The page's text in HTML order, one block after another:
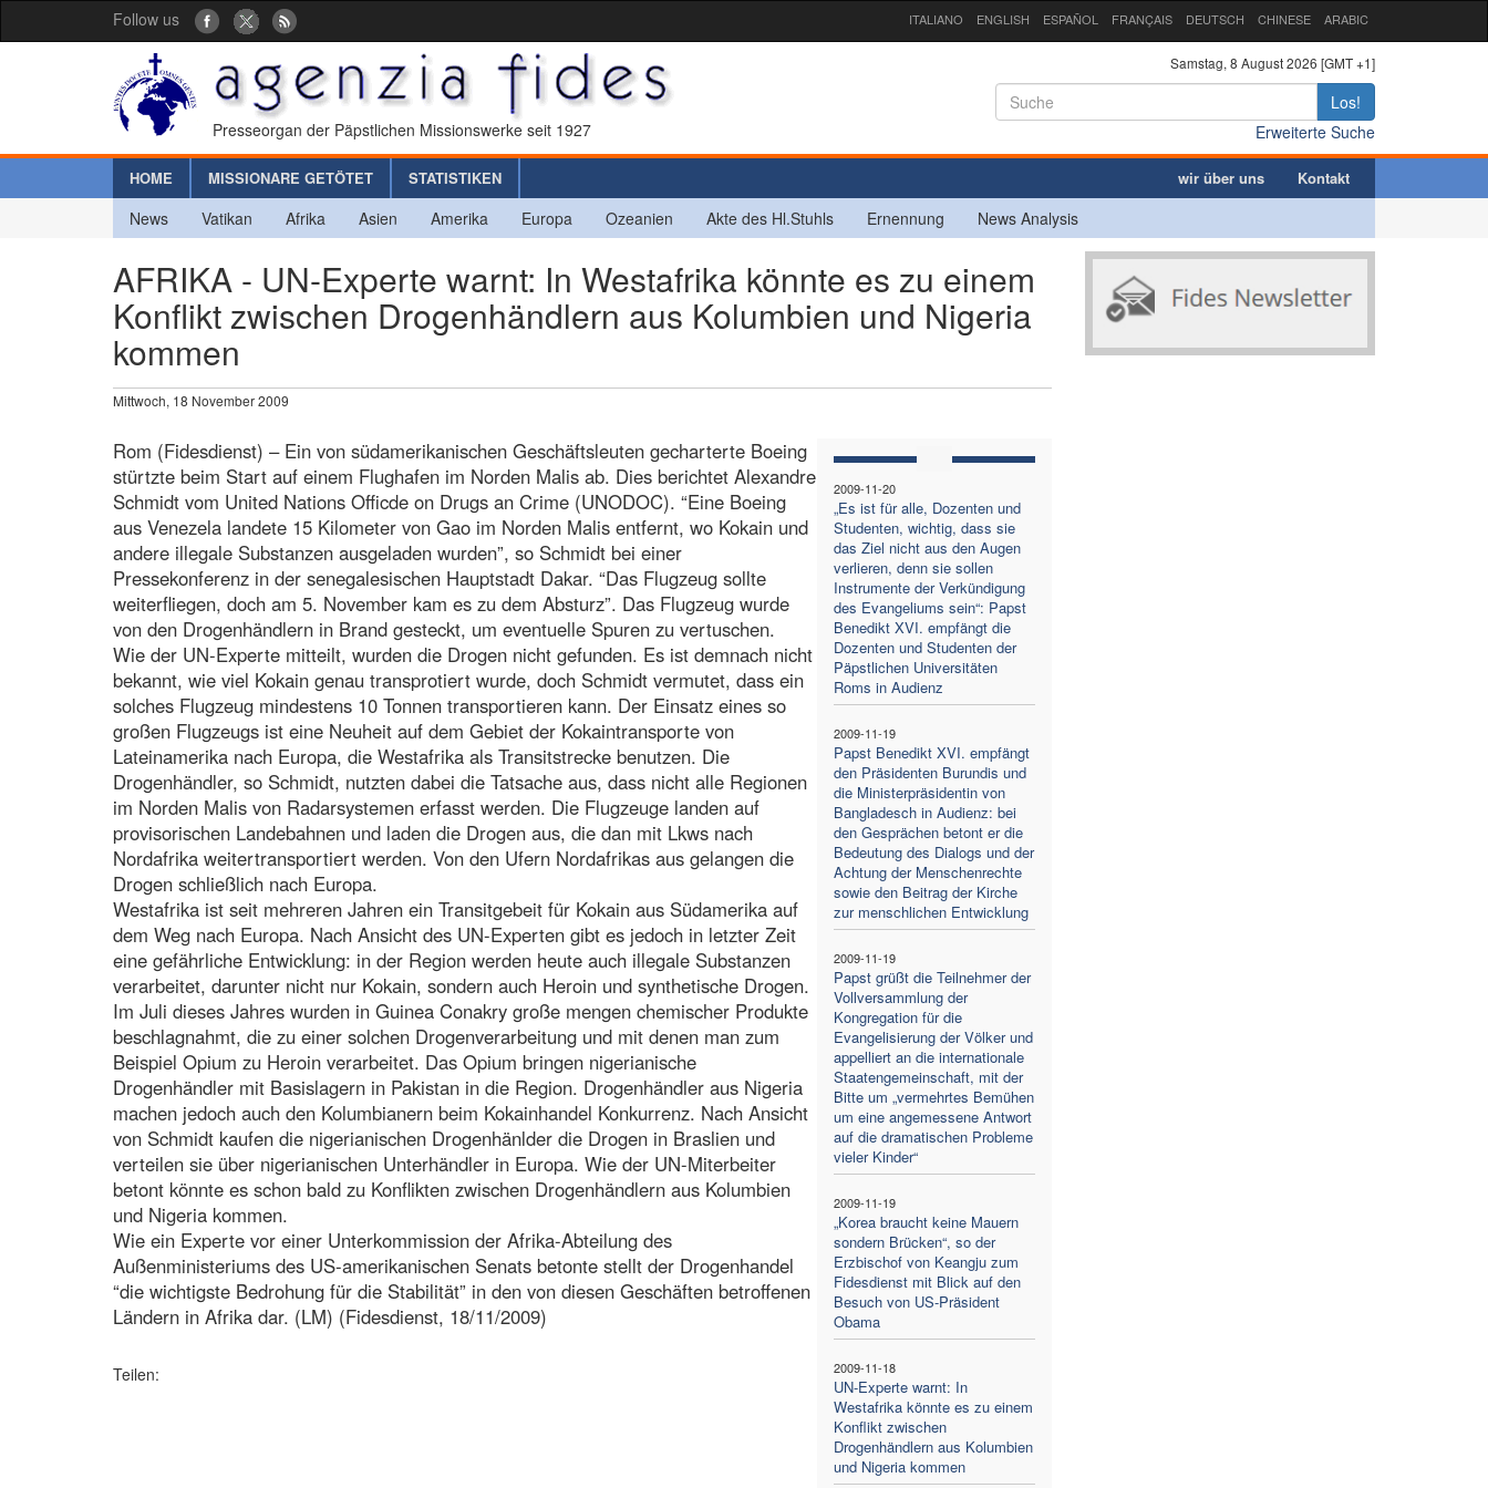
Follow us ITALIANO ENGLISH ESPAÑOL FRANÇAIS DEUTSCH CHINESE ARABIC
Presseorgan der Päpstlichen Missionswerke seit 1927
Samstag, 8 August 2026 [GMT +1]
Los!
Erweiterte Suche
HOME MISSIONARE GETÖTET STATISTIKEN wir über uns Kontakt
News Vatikan Afrika Asien Amerika Europa Ozeanien Akte des Hl.Stuhls Ernennung News Analysis
AFRIKA - UN-Experte warnt: In Westafrika könnte es zu einem
Konflikt zwischen Drogenhändlern aus Kolumbien und Nigeria
kommen
Mittwoch, 18 November 2009
2009-11-20
„Es ist für alle, Dozenten und
Studenten, wichtig, dass sie
das Ziel nicht aus den Augen
verlieren, denn sie sollen
Instrumente der Verkündigung
des Evangeliums sein“: Papst
Benedikt XVI. empfängt die
Dozenten und Studenten der
Päpstlichen Universitäten
Roms in Audienz
2009-11-19
Papst Benedikt XVI. empfängt
den Präsidenten Burundis und
die Ministerpräsidentin von
Bangladesch in Audienz: bei
den Gesprächen betont er die
Bedeutung des Dialogs und der
Achtung der Menschenrechte
sowie den Beitrag der Kirche
zur menschlichen Entwicklung
2009-11-19
Papst grüßt die Teilnehmer der
Vollversammlung der
Kongregation für die
Evangelisierung der Völker und
appelliert an die internationale
Staatengemeinschaft, mit der
Bitte um „vermehrtes Bemühen
um eine angemessene Antwort
auf die dramatischen Probleme
vieler Kinder“
2009-11-19
„Korea braucht keine Mauern
sondern Brücken“, so der
Erzbischof von Keangju zum
Fidesdienst mit Blick auf den
Besuch von US-Präsident
Obama
2009-11-18
UN-Experte warnt: In
Westafrika könnte es zu einem
Konflikt zwischen
Drogenhändlern aus Kolumbien
und Nigeria kommen
Rom (Fidesdienst) – Ein von südamerikanischen Geschäftsleuten gecharterte Boeing
stürtzte beim Start auf einem Flughafen im Norden Malis ab. Dies berichtet Alexandre
Schmidt vom United Nations Officde on Drugs an Crime (UNODOC). “Eine Boeing
aus Venezela landete 15 Kilometer von Gao im Norden Malis entfernt, wo Kokain und
andere illegale Substanzen ausgeladen wurden”, so Schmidt bei einer
Pressekonferenz in der senegalesischen Hauptstadt Dakar. “Das Flugzeug sollte
weiterfliegen, doch am 5. November kam es zu dem Absturz”. Das Flugzeug wurde
von den Drogenhändlern in Brand gesteckt, um eventuelle Spuren zu vertuschen.
Wie der UN-Experte mitteilt, wurden die Drogen nicht gefunden. Es ist demnach nicht
bekannt, wie viel Kokain genau transprotiert wurde, doch Schmidt vermutet, dass ein
solches Flugzeug mindestens 10 Tonnen transportieren kann. Der Einsatz eines so
großen Flugzeugs ist eine Neuheit auf dem Gebiet der Kokaintransporte von
Lateinamerika nach Europa, die Westafrika als Transitstrecke benutzen. Die
Drogenhändler, so Schmidt, nutzten dabei die Tatsache aus, dass nicht alle Regionen
im Norden Malis von Radarsystemen erfasst werden. Die Flugzeuge landen auf
provisorischen Landebahnen und laden die Drogen aus, die dan mit Lkws nach
Nordafrika weitertransportiert werden. Von den Ufern Nordafrikas aus gelangen die
Drogen schließlich nach Europa.
Westafrika ist seit mehreren Jahren ein Transitgebeit für Kokain aus Südamerika auf
dem Weg nach Europa. Nach Ansicht des UN-Experten gibt es jedoch in letzter Zeit
eine gefährliche Entwicklung: in der Region werden heute auch illegale Substanzen
verarbeitet, darunter nicht nur Kokain, sondern auch Heroin und synthetische Drogen.
Im Juli dieses Jahres wurden in Guinea Conakry große mengen chemischer Produkte
beschlagnahmt, die zu einer solchen Drogenverarbeitung und mit denen man zum
Beispiel Opium zu Heroin verarbeitet. Das Opium bringen nigerianische
Drogenhändler mit Basislagern in Pakistan in die Region. Drogenhändler aus Nigeria
machen jedoch auch den Kolumbianern beim Kokainhandel Konkurrenz. Nach Ansicht
von Schmidt kaufen die nigerianischen Drogenhänlder die Drogen in Braslien und
verteilen sie über nigerianischen Unterhändler in Europa. Wie der UN-Miterbeiter
betont könnte es schon bald zu Konflikten zwischen Drogenhändlern aus Kolumbien
und Nigeria kommen.
Wie ein Experte vor einer Unterkommission der Afrika-Abteilung des
Außenministeriums des US-amerikanischen Senats betonte stellt der Drogenhandel
“die wichtigste Bedrohung für die Stabilität” in den von diesen Geschäften betroffenen
Ländern in Afrika dar. (LM) (Fidesdienst, 18/11/2009)
Teilen: